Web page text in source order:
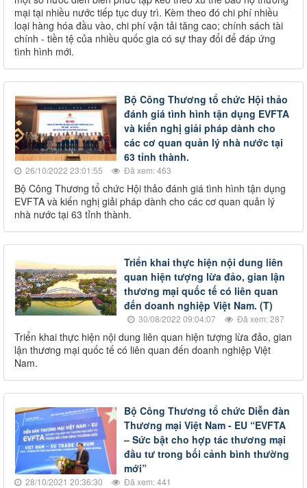
mại tại nhiều nước tiếp tục duy trì. Kèm theo đó chi phí nhiều
loại hàng hóa đầu vào, chi phí vận tải tăng cao; chính sách tài
chính - tiền tệ của nhiều quốc gia có sự thay đổi để đáp ứng
tình hình mới.
Bộ Công Thương tổ chức Hội thảo
đánh giá tình hình tận dụng EVFTA
và kiến nghị giải pháp dành cho
các cơ quan quản lý nhà nước tại
63 tỉnh thành.
26/10/2022 23:01:55 Đã xem: 463
Bộ Công Thương tổ chức Hội thảo đánh giá tình hình tận dụng
EVFTA và kiến nghị giải pháp dành cho các cơ quan quản lý
nhà nước tại 63 tỉnh thành.
Triển khai thực hiện nội dung liên
quan hiện tượng lừa đảo, gian lận
thương mại quốc tế có liên quan
đến doanh nghiệp Việt Nam. (T)
30/08/2022 09:04:07 Đã xem: 287
Triển khai thực hiện nội dung liên quan hiện tượng lừa đảo, gian
lận thương mại quốc tế có liên quan đến doanh nghiệp Việt
Nam.
Bộ Công Thương tổ chức Diễn đàn
Thương mại Việt Nam - EU “EVFTA
– Sức bật cho hợp tác thương mại
đầu tư trong bối cảnh bình thường
mới”
28/10/2021 20:36:30 Đã xem: 441